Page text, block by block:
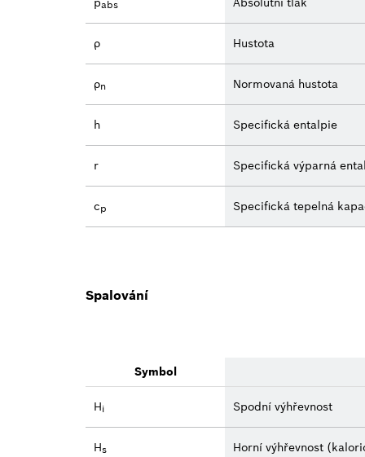
abs
ρ Hustota
ρn Normovaná hustota
h Specifická entalpie
r Specifická výparná
cp Specifická tepelná
Spalování
Symbol
Hi Spodní výhřevnost
Hs Horní výhřevnost